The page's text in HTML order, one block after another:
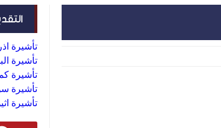
تأشيرة
تأشيرة
تأشيرة
تأشيرة
تأشيرة